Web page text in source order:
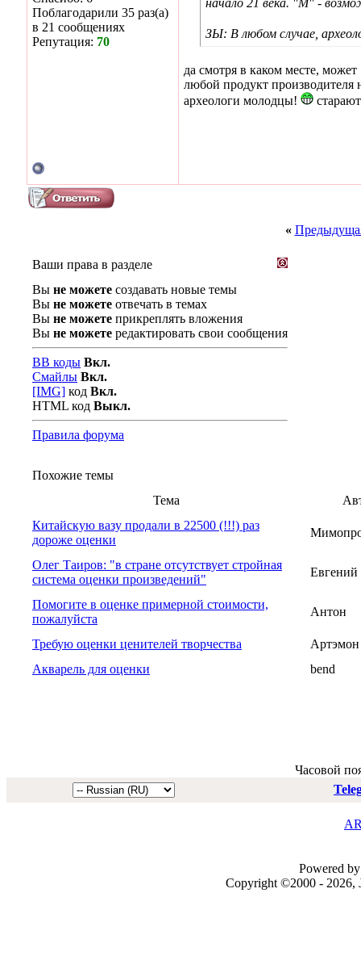
Поблагодарили 35 раз(а)
в 21 сообщениях
Репутация: 70
начало 21 века. "М" -
ЗЫ: В любом случае,
да смотря в каком месте,
любой продукт производителя
археологи молодцы!
«
Ваши права в разделе
Вы не можете создавать новые темы
Вы не можете отвечать в темах
Вы не можете прикреплять вложения
Вы не можете редактировать свои сообщения
BB коды Вкл.
Смайлы Вкл.
[IMG] код Вкл.
HTML код Выкл.
Правила форума
Похожие темы
Тема
Китайскую вазу продали в 22500 (!!!) раз
дороже оценки
Олег Таиров: "в стране отсутствует стройная
система оценки произведений"
Евгений
Помогите в оценке примерной стоимости,
пожалуйста
Антон
Требую оценки ценителей творчества
Артэмон
Акварель для оценки
bend
Часовой
Powered
Copyright ©2000 - 2026,